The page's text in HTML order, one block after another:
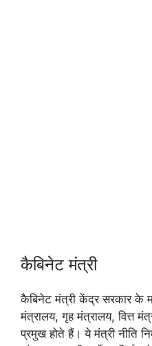
कैबिनेट मंत्री
कैबिनेट मंत्री केंद्र सरकार के
मंत्रालय, गृह मंत्रालय, वित्त
प्रमुख होते हैं। ये मंत्री नीति